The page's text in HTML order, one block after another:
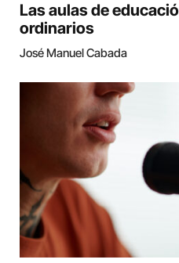
Las aulas de
ordinarios
José Manuel Cabada